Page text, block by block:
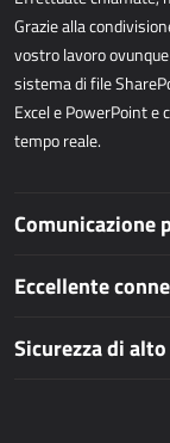
Dynamics 365 Field
Applicazioni Mobili
Grazie alla
vostro lavoro
sistema di file
Excel e PowerPoint e
tempo reale.
Comunicazione
Eccellente
Sicurezza di